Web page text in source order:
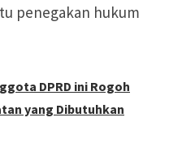
penegakan hukum
DPRD ini Rogoh
yang Dibutuhkan